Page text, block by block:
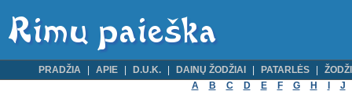
PRADŽIA APIE D.U.K. DAINŲ ŽODŽIAI PATARLĖS
A
B C D E F G H J